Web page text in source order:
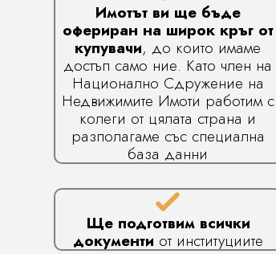
Имотът ви ще бъде
офериран на широк кръг от
купувачи, до които имаме
достъп само ние. Като член на
Национално Сдружение на
Недвижимите Имоти работим с
колеги от цялата страна и
разполагаме със специална
база данни
Ще подготвим всички
документи от институциите